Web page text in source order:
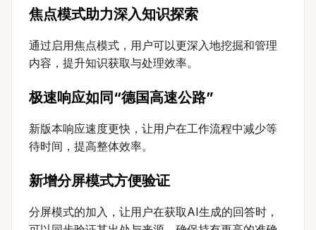
焦点模式助力深入知识探索
通过启用焦点模式，用户可以更深入地挖掘和管理
内容，提升知识获取与处理效率。
极速响应如同“德国高速公路”
新版本响应速度更快，让用户在工作流程中减少等
待时间，提高整体效率。
新增分屏模式方便验证
分屏模式的加入，让用户在获取AI生成的回答时，